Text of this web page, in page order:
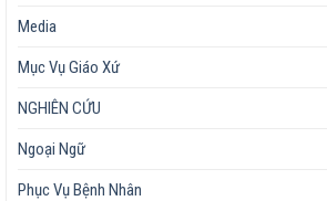
Media
Mục Vụ Giáo Xứ
NGHIÊN CỨU
Ngoại Ngữ
Phục Vụ Bệnh Nhân